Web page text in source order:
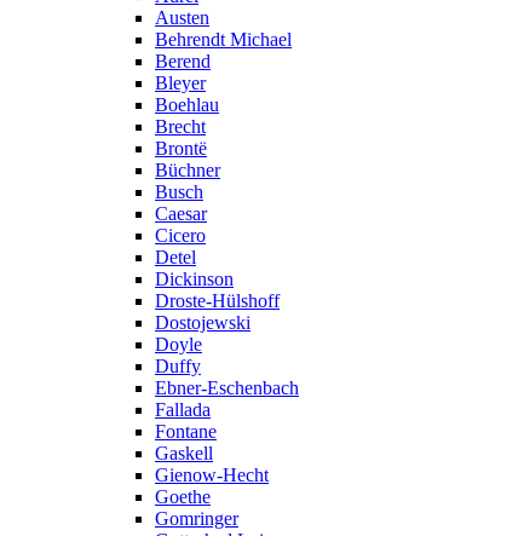
Austen
Behrendt Michael
Berend
Bleyer
Boehlau
Brecht
Brontë
Büchner
Busch
Caesar
Cicero
Detel
Dickinson
Droste-Hülshoff
Dostojewski
Doyle
Duffy
Ebner-Eschenbach
Fallada
Fontane
Gaskell
Gienow-Hecht
Goethe
Gomringer